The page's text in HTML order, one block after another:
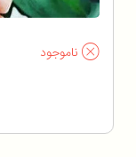
ناموجود